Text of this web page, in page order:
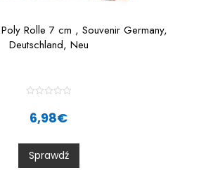
Rolle 7 cm , Souvenir Germany,
Deutschland, Neu
0
o
u
6,98€
Sprawdź